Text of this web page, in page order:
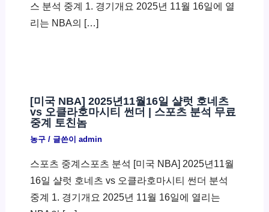
스 분석 중계 1. 경기개요 2025년 11월 16일에 열
리는 NBA의 […]
[미국 NBA] 2025년11월16일 샬럿 호네츠
vs 오클라호마시티 썬더 | 스포츠 분석 무료
중계 토친놈
농구/ 글쓴이 admin
스포츠 중계스포츠 분석 [미국 NBA] 2025년11월
16일 샬럿 호네츠 vs 오클라호마시티 썬더 분석
중계 1. 경기개요 2025년 11월 16일에 열리는